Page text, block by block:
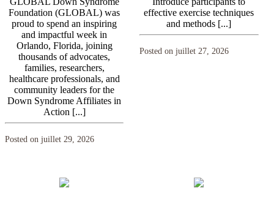
Foundation (GLOBAL) was
proud to spend an inspiring
and impactful week in
Orlando, Florida, joining
thousands of advocates,
families, researchers,
healthcare professionals, and
community leaders for the
Down Syndrome Affiliates in
Action [...]
Posted on juillet 29, 2026
effective exercise techniques
and methods [...]
Posted on juillet 27, 2026